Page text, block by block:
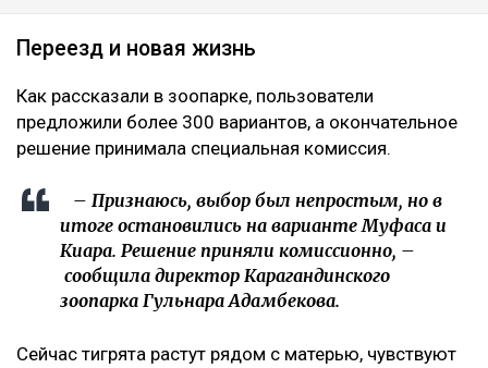
Переезд и новая жизнь
Как рассказали в зоопарке, пользователи
предложили более 300 вариантов, а окончательное
решение принимала специальная комиссия.
– Признаюсь, выбор был непростым, но в
итоге остановились на варианте Муфаса и
Киара. Решение приняли комиссионно, –
сообщила директор Карагандинского
зоопарка Гульнара Адамбекова.
Сейчас тигрята растут рядом с матерью, чувствуют